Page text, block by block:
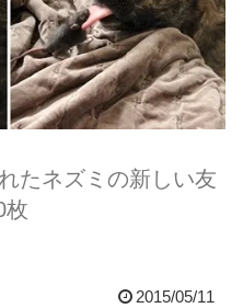
たネズミの新しい友
枚
2015/05/11